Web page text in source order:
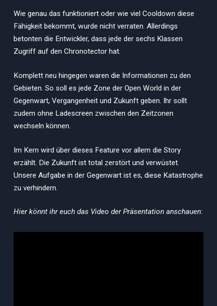
Wie genau das funktioniert oder wie viel Cooldown diese
Fähigkeit bekommt, wurde nicht verraten. Allerdings
betonten die Entwickler, dass jede der sechs Klassen
Zugriff auf den Chronotector hat.
Komplett neu hingegen waren die Informationen zu den
Gebieten. So soll es jede Zone der Open World in der
Gegenwart, Vergangenheit und Zukunft geben. Ihr sollt
zudem ohne Ladescreen zwischen den Zeitzonen
wechseln können.
Im Kern wird über dieses Feature vor allem die Story
erzählt. Die Zukunft ist total zerstört und verwüstet.
Unsere Aufgabe in der Gegenwart ist es, diese Katastrophe
zu verhindern.
Hier könnt ihr euch das Video der Präsentation anschauen: